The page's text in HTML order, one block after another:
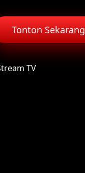
Tonton Sekarang
TV